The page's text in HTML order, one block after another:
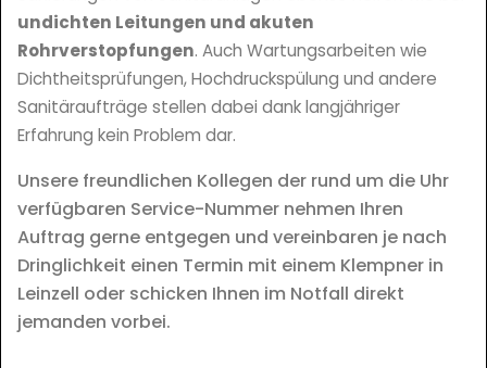
undichten Leitungen und akuten
Rohrverstopfungen. Auch Wartungsarbeiten wie
Dichtheitsprüfungen, Hochdruckspülung und andere
Sanitäraufträge stellen dabei dank langjähriger
Erfahrung kein Problem dar.
Unsere freundlichen Kollegen der rund um die Uhr
verfügbaren Service-Nummer nehmen Ihren
Auftrag gerne entgegen und vereinbaren je nach
Dringlichkeit einen Termin mit einem Klempner in
Leinzell oder schicken Ihnen im Notfall direkt
jemanden vorbei.